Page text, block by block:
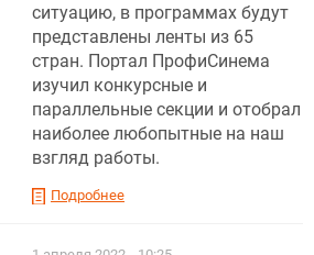
ситуацию, в программах будут
представлены ленты из 65
стран. Портал ПрофиСинема
изучил конкурсные и
параллельные секции и отобрал
наиболее любопытные на наш
взгляд работы.
Подробнее